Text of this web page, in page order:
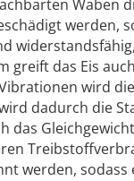
Waben
werden,
greift das Eis
wird
dadurch die
das
werden,